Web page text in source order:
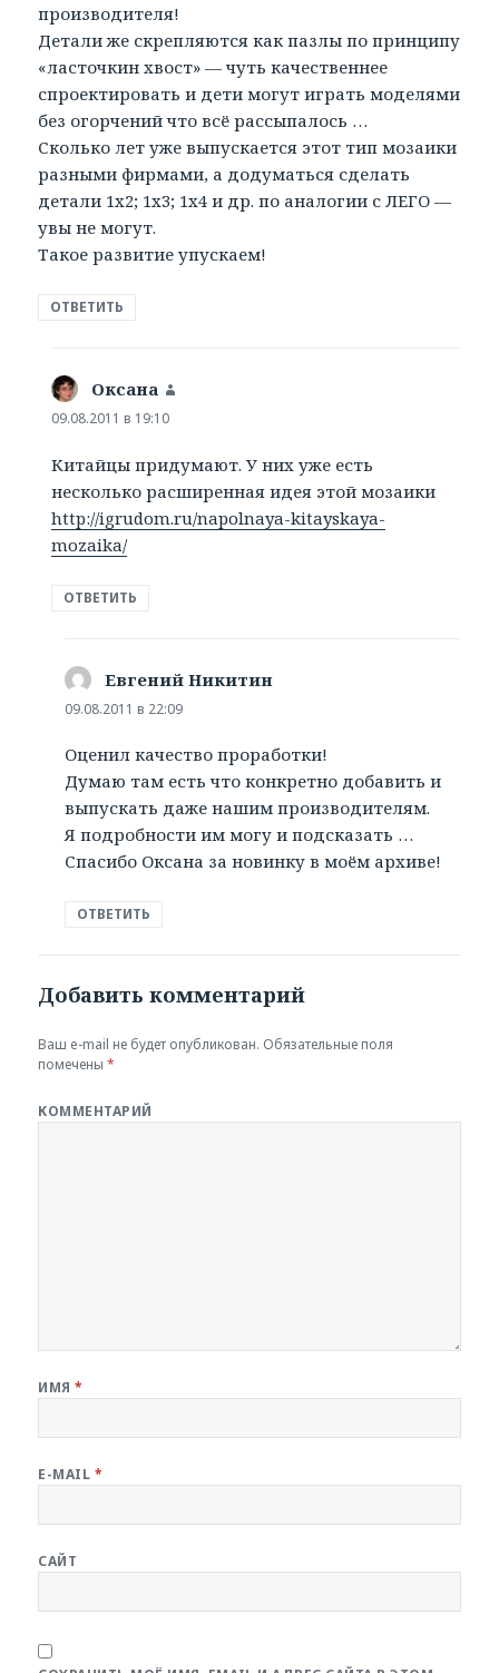
производителя!
Детали же скрепляются как пазлы по принципу
«ласточкин хвост» — чуть качественнее
спроектировать и дети могут играть моделями
без огорчений что всё рассыпалось …
Сколько лет уже выпускается этот тип мозаики
разными фирмами, а додуматься сделать
детали 1х2; 1х3; 1х4 и др. по аналогии с ЛЕГО —
увы не могут.
Такое развитие упускаем!
ОТВЕТИТЬ
Оксана
09.08.2011 в 19:10
Китайцы придумают. У них уже есть
несколько расширенная идея этой мозаики
http://igrudom.ru/napolnaya-kitayskaya-
mozaika/
ОТВЕТИТЬ
Евгений Никитин
09.08.2011 в 22:09
Оценил качество проработки!
Думаю там есть что конкретно добавить и
выпускать даже нашим производителям.
Я подробности им могу и подсказать …
Спасибо Оксана за новинку в моём архиве!
ОТВЕТИТЬ
Добавить комментарий
Ваш e-mail не будет опубликован. Обязательные поля
помечены*
КОММЕНТАРИЙ
ИМЯ*
E-MAIL *
САЙТ